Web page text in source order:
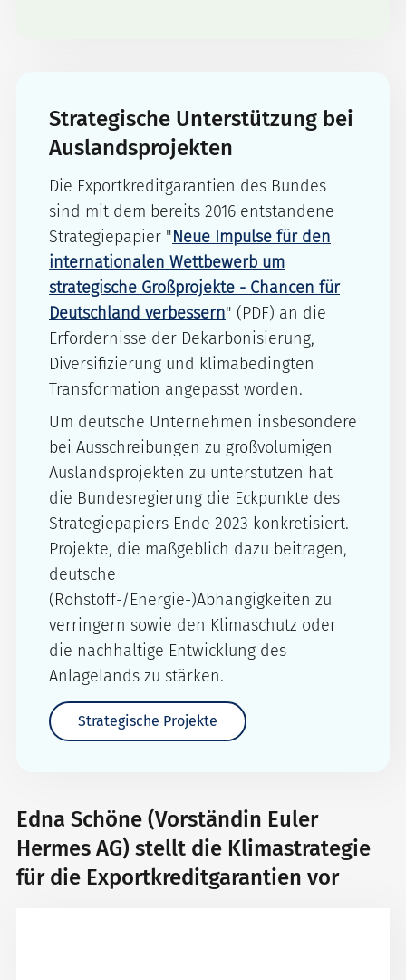
Strategische Unterstützung bei
Auslandsprojekten
Die Exportkreditgarantien des Bundes
sind mit dem bereits 2016 entstandene
Strategiepapier "Neue Impulse für den
internationalen Wettbewerb um
strategische Großprojekte - Chancen für
Deutschland verbessern" (PDF) an die
Erfordernisse der Dekarbonisierung,
Diversifizierung und klimabedingten
Transformation angepasst worden.
Um deutsche Unternehmen insbesondere
bei Ausschreibungen zu großvolumigen
Auslandsprojekten zu unterstützen hat
die Bundesregierung die Eckpunkte des
Strategiepapiers Ende 2023 konkretisiert.
Projekte, die maßgeblich dazu beitragen,
deutsche
(Rohstoff-/Energie-)Abhängigkeiten zu
verringern sowie den Klimaschutz oder
die nachhaltige Entwicklung des
Anlagelands zu stärken.
Strategische Projekte
Edna Schöne (Vorständin Euler
Hermes AG) stellt die Klimastrategie
für die Exportkreditgarantien vor